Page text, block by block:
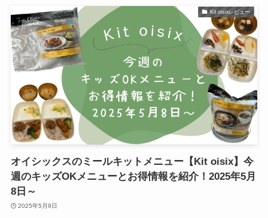
Kit oisixレビュー
オイシックスのミールキットメニュー【Kit oisix】今
週のキッズOKメニューとお得情報を紹介！2025年5月
8日～
2025年5月9日